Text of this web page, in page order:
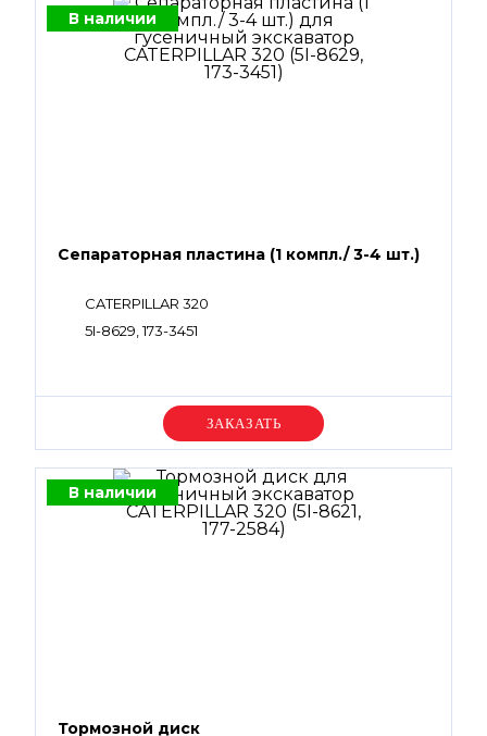
В наличии
Сепараторная пластина (1 компл./ 3-4 шт.)
CATERPILLAR 320
5I-8629, 173-3451
Уточняйте цену
В наличии
Тормозной диск